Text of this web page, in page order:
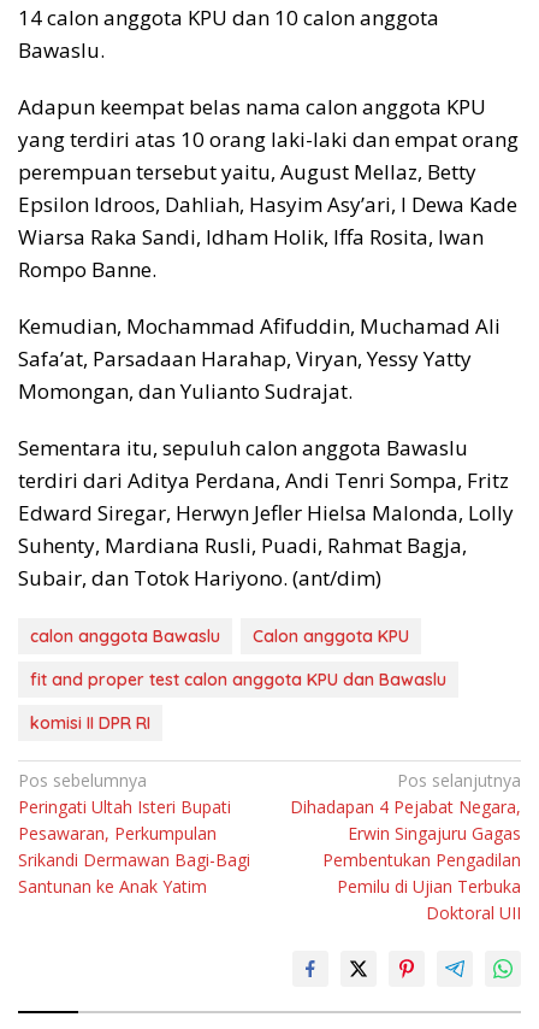
14 calon anggota KPU dan 10 calon anggota
Bawaslu.
Adapun keempat belas nama calon anggota KPU
yang terdiri atas 10 orang laki-laki dan empat orang
perempuan tersebut yaitu, August Mellaz, Betty
Epsilon Idroos, Dahliah, Hasyim Asy’ari, I Dewa Kade
Wiarsa Raka Sandi, Idham Holik, Iffa Rosita, Iwan
Rompo Banne.
Kemudian, Mochammad Afifuddin, Muchamad Ali
Safa’at, Parsadaan Harahap, Viryan, Yessy Yatty
Momongan, dan Yulianto Sudrajat.
Sementara itu, sepuluh calon anggota Bawaslu
terdiri dari Aditya Perdana, Andi Tenri Sompa, Fritz
Edward Siregar, Herwyn Jefler Hielsa Malonda, Lolly
Suhenty, Mardiana Rusli, Puadi, Rahmat Bagja,
Subair, dan Totok Hariyono. (ant/dim)
calon anggota Bawaslu
Calon anggota KPU
fit and proper test calon anggota KPU dan Bawaslu
komisi II DPR RI
Navigasi
pos
Pos sebelumnya
Peringati Ultah Isteri Bupati
Pesawaran, Perkumpulan
Srikandi Dermawan Bagi-Bagi
Santunan ke Anak Yatim
Pos selanjutnya
Dihadapan 4 Pejabat Negara,
Erwin Singajuru Gagas
Pembentukan Pengadilan
Pemilu di Ujian Terbuka
Doktoral UII